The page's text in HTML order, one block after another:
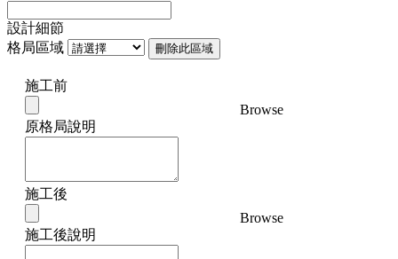
設計細節
格局區域
刪除此區域
施工前
Browse
原格局說明
施工後
Browse
施工後說明